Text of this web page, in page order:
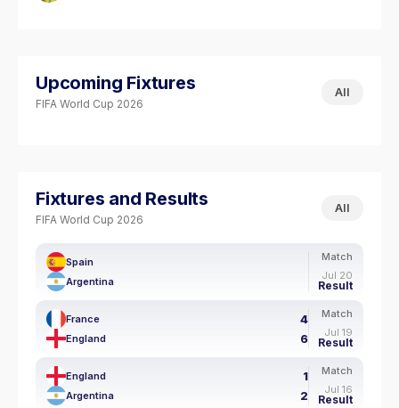
Upcoming Fixtures
FIFA World Cup 2026
All
Fixtures and Results
FIFA World Cup 2026
All
Spain
Argentina
Match
Jul 20
Result
France 4
England 6
Match
Jul 19
Result
England 1
Argentina 2
Match
Jul 16
Result